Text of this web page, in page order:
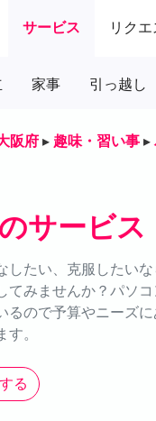
サービス リクエ
家事 引っ越し
阪府 ▸ 趣味・習い事 ▸
サービス
したい、克服したい
てみませんか？パソ
るので予算やニーズ
す。
る